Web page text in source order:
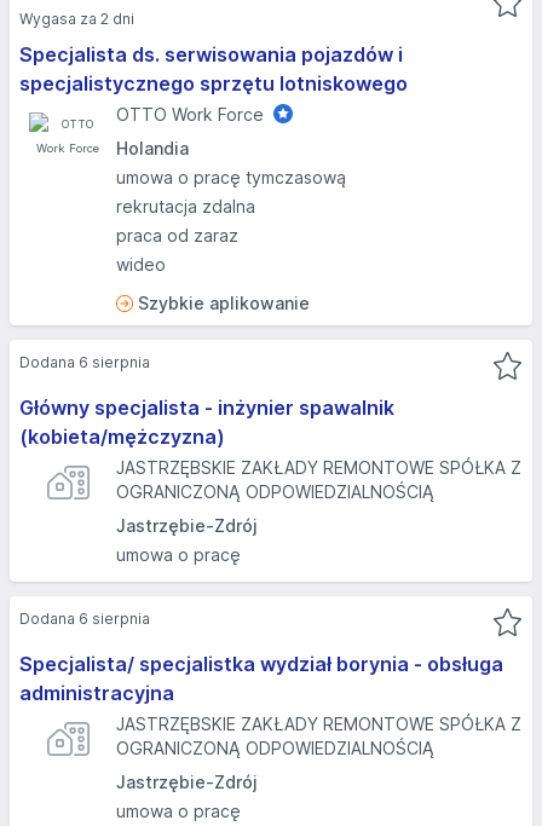
Specjalista ds. serwisowania pojazdów i
specjalistycznego sprzętu lotniskowego
OTTO Work Force
Holandia
umowa o pracę tymczasową
rekrutacja zdalna
praca od zaraz
wideo
Szybkie aplikowanie
Wygasa za 2 dni
Główny specjalista - inżynier spawalnik
(kobieta/mężczyzna)
JASTRZĘBSKIE ZAKŁADY REMONTOWE SPÓŁKA Z
OGRANICZONĄ ODPOWIEDZIALNOŚCIĄ
Jastrzębie-Zdrój
umowa o pracę
Dodana 6 sierpnia
Specjalista/ specjalistka wydział borynia - obsługa
administracyjna
JASTRZĘBSKIE ZAKŁADY REMONTOWE SPÓŁKA Z
OGRANICZONĄ ODPOWIEDZIALNOŚCIĄ
Jastrzębie-Zdrój
umowa o pracę
Dodana 6 sierpnia